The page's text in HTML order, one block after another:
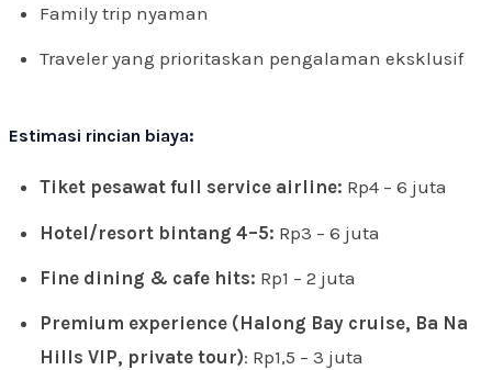
Family trip nyaman
Traveler yang prioritaskan pengalaman eksklusif
Estimasi rincian biaya:
Tiket pesawat full service airline: Rp4 – 6 juta
Hotel/resort bintang 4–5: Rp3 – 6 juta
Fine dining & cafe hits: Rp1 – 2 juta
Premium experience (Halong Bay cruise, Ba Na
Hills VIP, private tour): Rp1,5 – 3 juta